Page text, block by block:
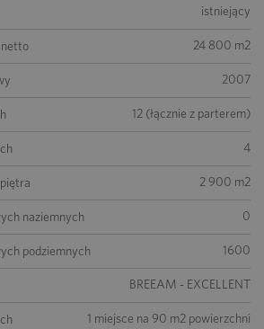
istniejący
netto 24 800 m2
2007
12 (łącznie z parterem)
4
2 900 m2
naziemnych 0
podziemnych 1600
BREEAM - EXCELLENT
1 miejsce na 90 m2 powierzchni